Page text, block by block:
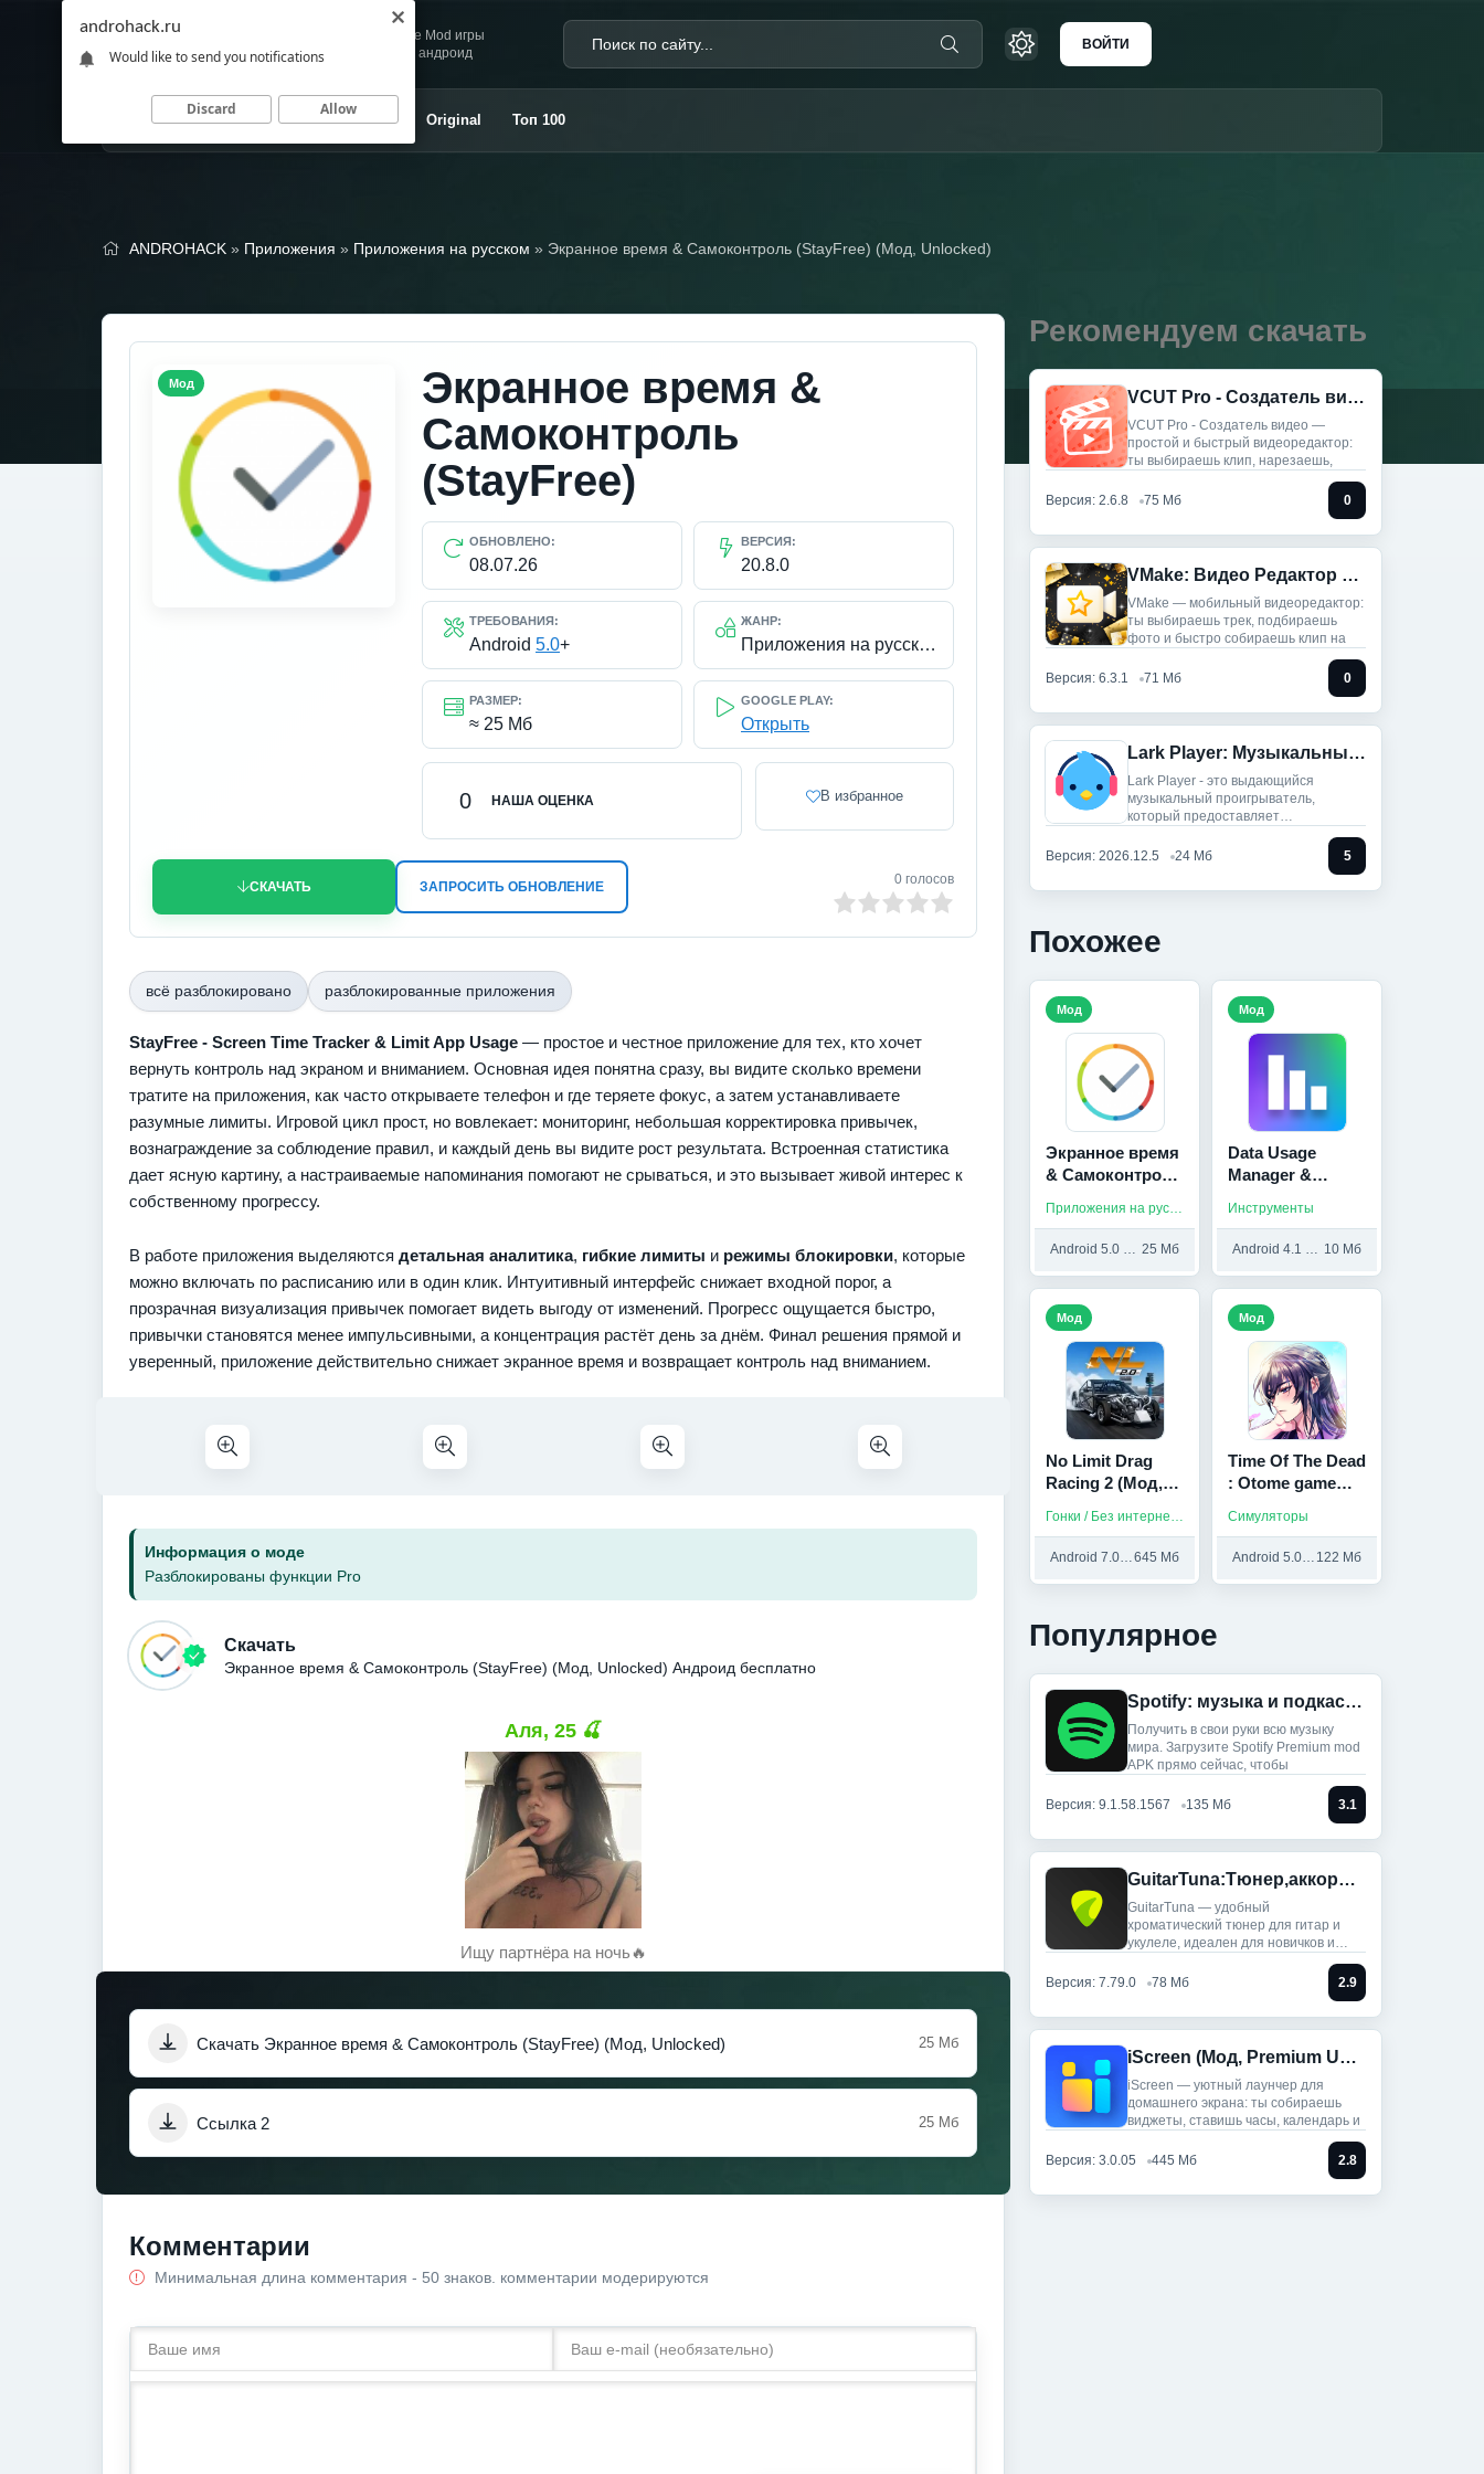
Andro
HACK
Скачивай любимые Mod игры
и приложения для андроид
ВОЙТИ
Главная Игры Приложения Original Топ 100
ANDROHACK » Приложения » Приложения на русском » Экранное время & Самоконтроль (StayFree) (Мод, Unlocked)
Экранное время &
Самоконтроль
(StayFree)
ОБНОВЛЕНО:
08.07.26
ВЕРСИЯ:
20.8.0
ТРЕБОВАНИЯ:
Android 5.0+
ЖАНР:
Приложения на русском / Разное
РАЗМЕР:
≈ 25 Мб
GOOGLE PLAY:
Открыть
НАША ОЦЕНКА
0 В избранное
СКАЧАТЬ ЗАПРОСИТЬ ОБНОВЛЕНИЕ 0 голосов
Мод
всё разблокировано разблокированные приложения
StayFree - Screen Time Tracker & Limit App Usage — простое и честное приложение для тех, кто хочет
вернуть контроль над экраном и вниманием. Основная идея понятна сразу, вы видите сколько времени
тратите на приложения, как часто открываете телефон и где теряете фокус, а затем устанавливаете
разумные лимиты. Игровой цикл прост, но вовлекает: мониторинг, небольшая корректировка привычек,
вознаграждение за соблюдение правил, и каждый день вы видите рост результата. Встроенная статистика
дает ясную картину, а настраиваемые напоминания помогают не срываться, и это вызывает живой интерес к
собственному прогрессу.
В работе приложения выделяются детальная аналитика, гибкие лимиты и режимы блокировки, которые
можно включать по расписанию или в один клик. Интуитивный интерфейс снижает входной порог, а
прозрачная визуализация привычек помогает видеть выгоду от изменений. Прогресс ощущается быстро,
привычки становятся менее импульсивными, а концентрация растёт день за днём. Финал решения прямой и
уверенный, приложение действительно снижает экранное время и возвращает контроль над вниманием.
Информация о моде
Разблокированы функции Pro
Скачать
Экранное время & Самоконтроль (StayFree) (Мод, Unlocked) Андроид бесплатно
Аля, 25 🍒
Ищу партнёра на ночь🔥
Скачать Экранное время & Самоконтроль (StayFree) (Мод, Unlocked) 25 Мб
Ссылка 2 25 Мб
Комментарии
Минимальная длина комментария - 50 знаков. комментарии модерируются
Рекомендуем скачать
VCUT Pro - Создатель видео (Мод, Unlocked)
VCUT Pro - Создатель видео —
простой и быстрый видеоредактор:
ты выбираешь клип, нарезаешь,
Версия: 2.6.8 75 Мб 0
VMake: Видео Редактор И Стар (Мод, Unlocked)
VMake — мобильный видеоредактор:
ты выбираешь трек, подбираешь
фото и быстро собираешь клип на
Версия: 6.3.1 71 Мб 0
Lark Player: Музыкальный плеер (Мод, Unlocked)
Lark Player - это выдающийся
музыкальный проигрыватель,
который предоставляет
Версия: 2026.12.5
24 Мб 5
Похожее
Экранное время
& Самоконтроль
Unlocked)
Приложения на русском / Разное
Android 5.0 и выше 25 Мб
Мод
Data Usage
Manager &
Pro Unlocked)
Инструменты
Android 4.1 и выше 10 Мб
Мод
No Limit Drag
Racing 2 (Мод,
Гонки / Без интернета
Android 7.0 и выше645 Мб
Мод
Time Of The Dead
: Otome game
Бесплатные
выборы)
Симуляторы
Android 5.0 и выше 122 Мб
Мод
Популярное
Spotify: музыка и подкасты (Мод, Всё разблокировано)
Получить в свои руки всю музыку
мира. Загрузите Spotify Premium mod
APK прямо сейчас, чтобы
Версия: 9.1.58.1567 135 Мб 3.1
GuitarTuna:Тюнер,аккорды,песни (Мод, Premium Unlocked)
GuitarTuna — удобный
хроматический тюнер для гитар и
укулеле, идеален для новичков и
Версия: 7.79.0
78 Мб 2.9
iScreen (Мод, Premium Unlocked)
iScreen — уютный лаунчер для
домашнего экрана: ты собираешь
виджеты, ставишь часы, календарь и
Версия: 3.0.05 445 Мб 2.8
androhack.ru
Would like to send you notifications
Discard Allow